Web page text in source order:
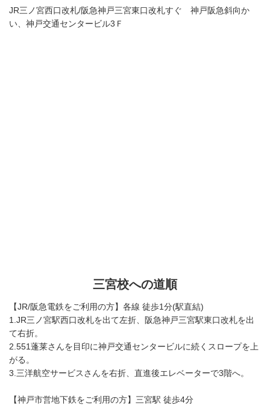
JR三ノ宮西口改札/阪急神戸三宮東口改札すぐ 神戸阪急斜向か
い、神戸交通センタービル3Ｆ
三宮校への道順
【JR/阪急電鉄をご利用の方】各線 徒歩1分(駅直結)
1.JR三ノ宮駅西口改札を出て左折、阪急神戸三宮駅東口改札を出
て右折。
2.551蓬莱さんを目印に神戸交通センタービルに続くスロープを上
がる。
3.三洋航空サービスさんを右折、直進後エレベーターで3階へ。
【神戸市営地下鉄をご利用の方】三宮駅 徒歩4分